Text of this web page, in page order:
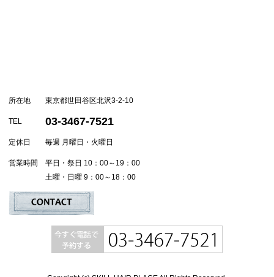
所在地 東京都世田谷区北沢3-2-10
TEL 03-3467-7521
定休日 毎週 月曜日・火曜日
営業時間
平日・祭日 10：00～19：00
土曜・日曜 9：00～18：00